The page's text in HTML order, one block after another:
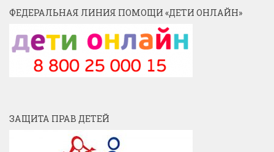
ФЕДЕРАЛЬНАЯ ЛИНИЯ ПОМОЩИ «ДЕТИ ОНЛАЙН»
ЗАЩИТА ПРАВ ДЕТЕЙ